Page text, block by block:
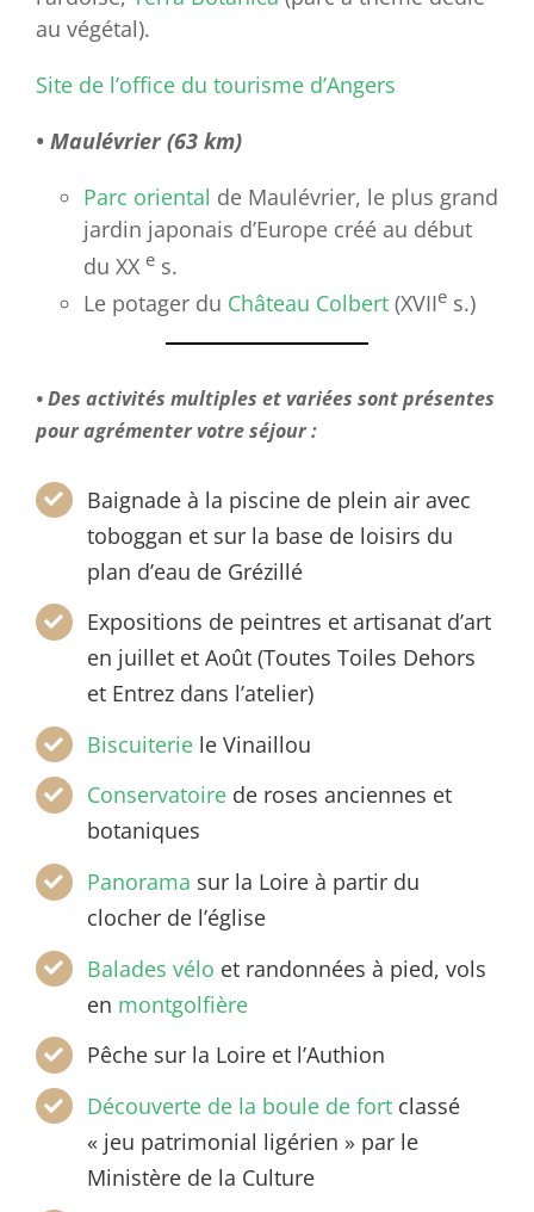
au végétal).
Site de l’office du tourisme d’Angers
• Maulévrier (63 km)
Parc oriental de Maulévrier, le plus grand
jardin japonais d’Europe créé au début
du XX e s.
Le potager du Château Colbert (XVIIe s.)
• Des activités multiples et variées sont présentes
pour agrémenter votre séjour :
Baignade à la piscine de plein air avec
toboggan et sur la base de loisirs du
plan d’eau de Grézillé
Expositions de peintres et artisanat d’art
en juillet et Août (Toutes Toiles Dehors
et Entrez dans l’atelier)
Biscuiterie le Vinaillou
Conservatoire de roses anciennes et
botaniques
Panorama sur la Loire à partir du
clocher de l’église
Balades vélo et randonnées à pied, vols
en montgolfière
Pêche sur la Loire et l’Authion
Découverte de la boule de fort classé
« jeu patrimonial ligérien » par le
Ministère de la Culture